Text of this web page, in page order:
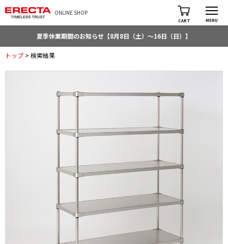
ONLINE SHOP
CART MENU
夏季休業期間のお知らせ【8月8日（土）～16日（日）】
トップ > 検索結果